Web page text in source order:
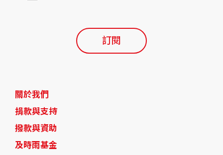
關於我們
捐款與支持
撥款與資助
及時雨基金
訂閱